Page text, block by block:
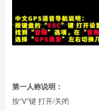
第一人称说明：
按“V”键 打开/关闭